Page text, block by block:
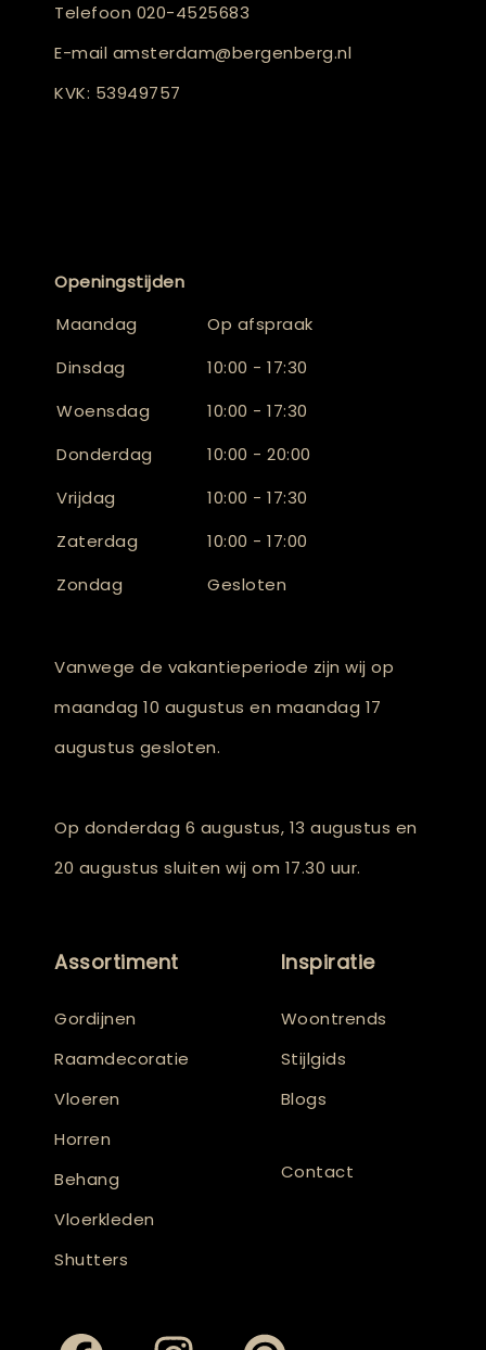
Telefoon 020-4525683
E-mail amsterdam@bergenberg.nl
KVK: 53949757
Openingstijden
Maandag
Op afspraak
Dinsdag
10:00 - 17:30
Woensdag
10:00 - 17:30
Donderdag
10:00 - 20:00
Vrijdag
10:00 - 17:30
Zaterdag
10:00 - 17:00
Zondag
Gesloten
Vanwege de vakantieperiode zijn wij op
maandag 10 augustus en maandag 17
augustus gesloten.
Op donderdag 6 augustus, 13 augustus en
20 augustus sluiten wij om 17.30 uur.
Assortiment
Gordijnen
Raamdecoratie
Vloeren
Horren
Behang
Vloerkleden
Shutters
Inspiratie
Woontrends
Stijlgids
Blogs
Contact